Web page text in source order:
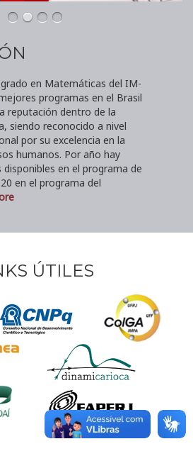
en Matemáticas del IM-
programas en el Brasil
reputación dentro de la
siendo reconocido a nivel
por su excelencia en la
humanos. Por año hay
en el programa de
en el programa del
ÚTILES